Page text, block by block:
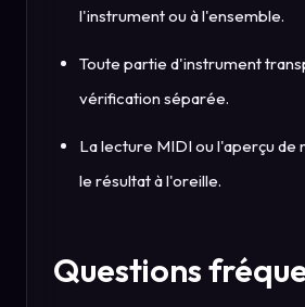
l'instrument ou à l'ensemble.
Toute partie d'instrument
vérification séparée.
La lecture MIDI ou l'aperçu de
le résultat à l'oreille.
Questions